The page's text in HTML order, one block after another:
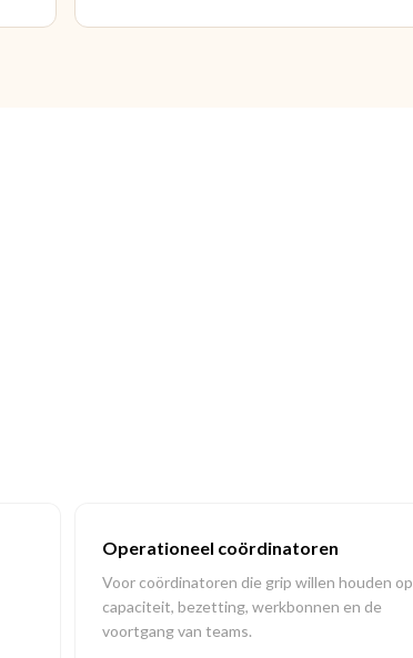
Operationeel coördinatoren
Voor coördinatoren die grip willen houden op
capaciteit, bezetting, werkbonnen en de
voortgang van teams.